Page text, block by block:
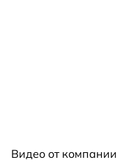
Видео от компании